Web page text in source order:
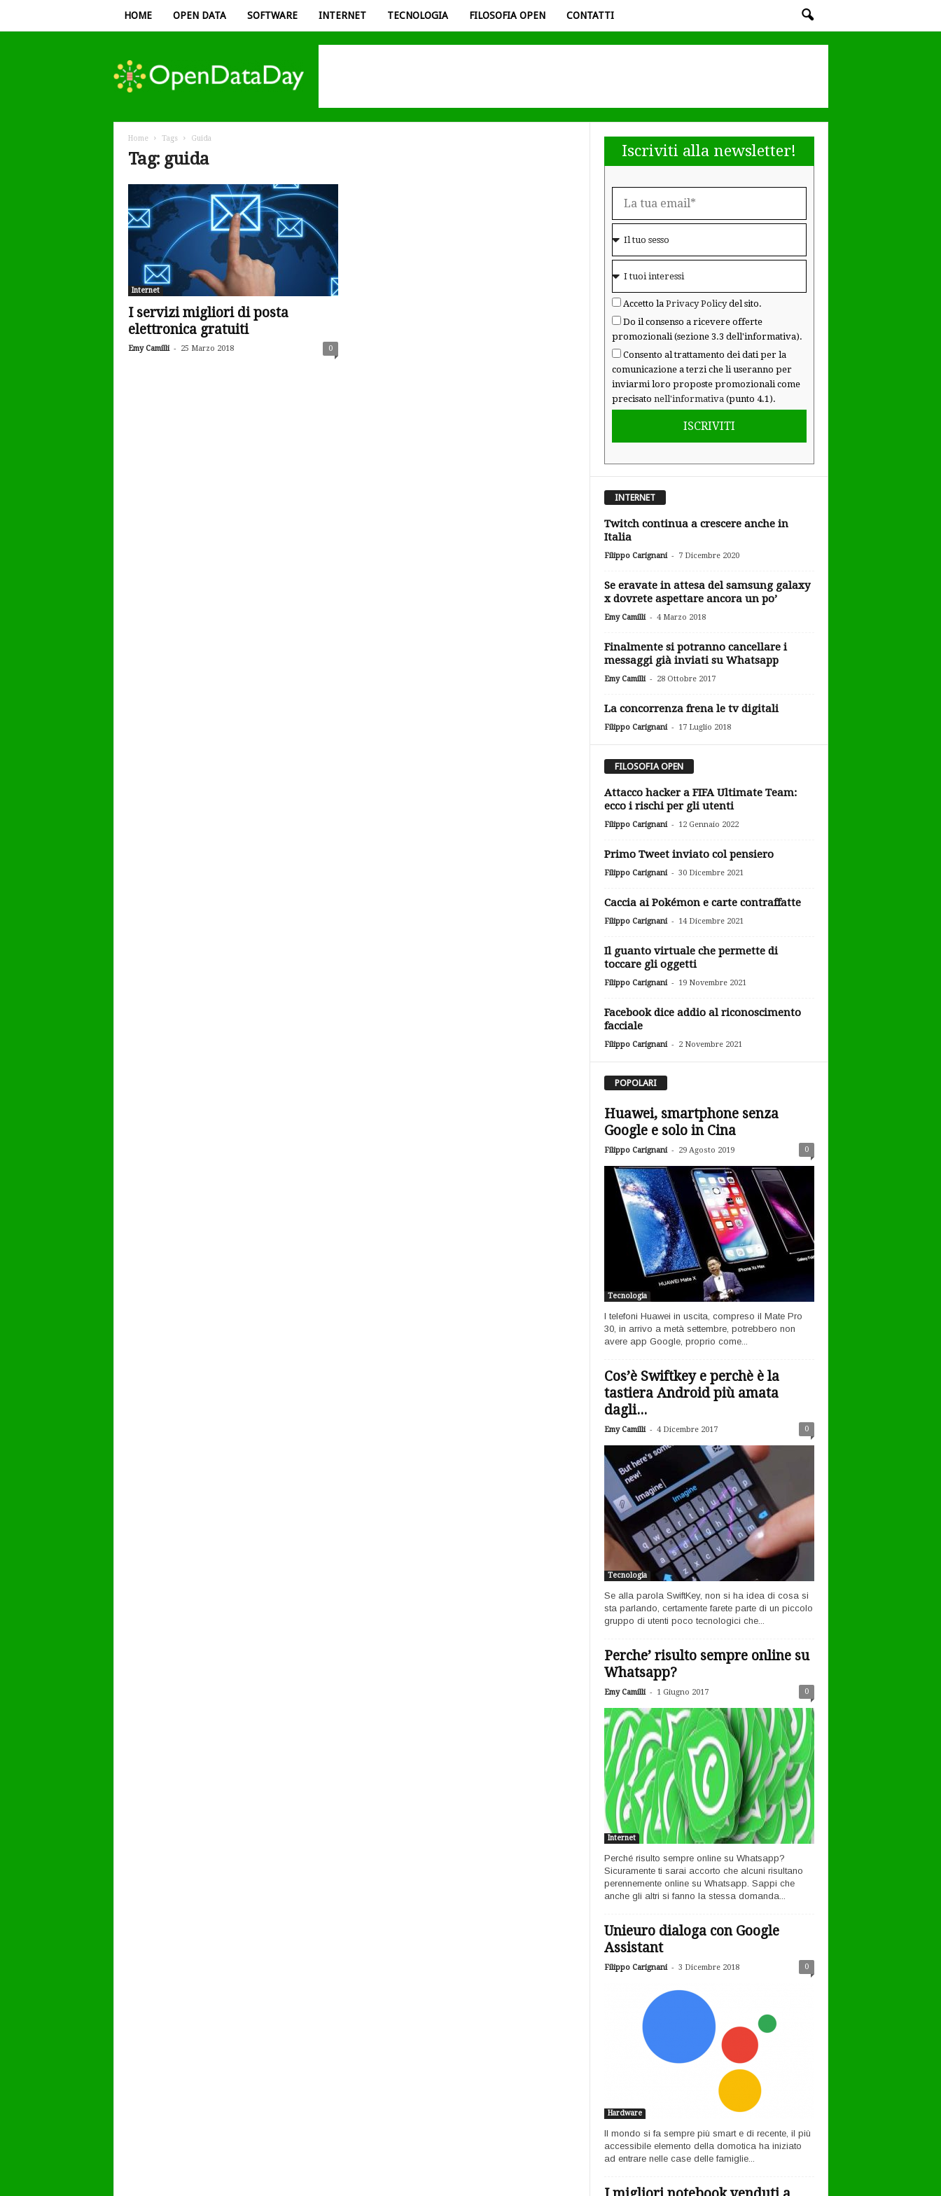
HOME OPEN DATA SOFTWARE INTERNET TECNOLOGIA FILOSOFIA OPEN CONTATTI
Data
Day
Home Tags Guida
Tag: guida
Internet
I servizi migliori di posta
elettronica gratuiti
Emy Camilli - 25 Marzo 2018 0
Iscriviti alla newsletter!
Accetto la Privacy Policydel sito.
Do il consenso a ricevere offerte
promozionali (sezione 3.3 dell'informativa).
Consento al trattamento dei dati per la
comunicazione a terzi che li useranno per
inviarmi loro proposte promozionali come
precisato nell'informativa(punto 4.1).
ISCRIVITI
INTERNET
Twitch continua a crescere anche in
Italia
Filippo Carignani - 7 Dicembre 2020
Se eravate in attesa del samsung galaxy
x dovrete aspettare ancora un po’
Emy Camilli - 4 Marzo 2018
Finalmente si potranno cancellare i
messaggi già inviati su Whatsapp
Emy Camilli - 28 Ottobre 2017
La concorrenza frena le tv digitali
Filippo Carignani - 17 Luglio 2018
FILOSOFIA OPEN
Attacco hacker a FIFA Ultimate Team:
ecco i rischi per gli utenti
Filippo Carignani - 12 Gennaio 2022
Primo Tweet inviato col pensiero
Filippo Carignani - 30 Dicembre 2021
Caccia ai Pokémon e carte contraffatte
Filippo Carignani - 14 Dicembre 2021
Il guanto virtuale che permette di
toccare gli oggetti
Filippo Carignani - 19 Novembre 2021
Facebook dice addio al riconoscimento
facciale
Filippo Carignani - 2 Novembre 2021
POPOLARI
Huawei, smartphone senza
Google e solo in Cina
Filippo Carignani - 29 Agosto 2019 0
Tecnologia
I telefoni Huawei in uscita, compreso il Mate Pro
30, in arrivo a metà settembre, potrebbero non
avere app Google, proprio come...
Cos’è Swiftkey e perchè è la
tastiera Android più amata
dagli...
Emy Camilli - 4 Dicembre 2017 0
Tecnologia
Se alla parola SwiftKey, non si ha idea di cosa si
sta parlando, certamente farete parte di un piccolo
gruppo di utenti poco tecnologici che...
Perche’ risulto sempre online su
Whatsapp?
Emy Camilli - 1 Giugno 2017 0
Internet
Perché risulto sempre online su Whatsapp?
Sicuramente ti sarai accorto che alcuni risultano
perennemente online su Whatsapp. Sappi che
anche gli altri si fanno la stessa domanda...
Unieuro dialoga con Google
Assistant
Filippo Carignani - 3 Dicembre 2018 0
Hardware
Il mondo si fa sempre più smart e di recente, il più
accessibile elemento della domotica ha iniziato
ad entrare nelle case delle famiglie...